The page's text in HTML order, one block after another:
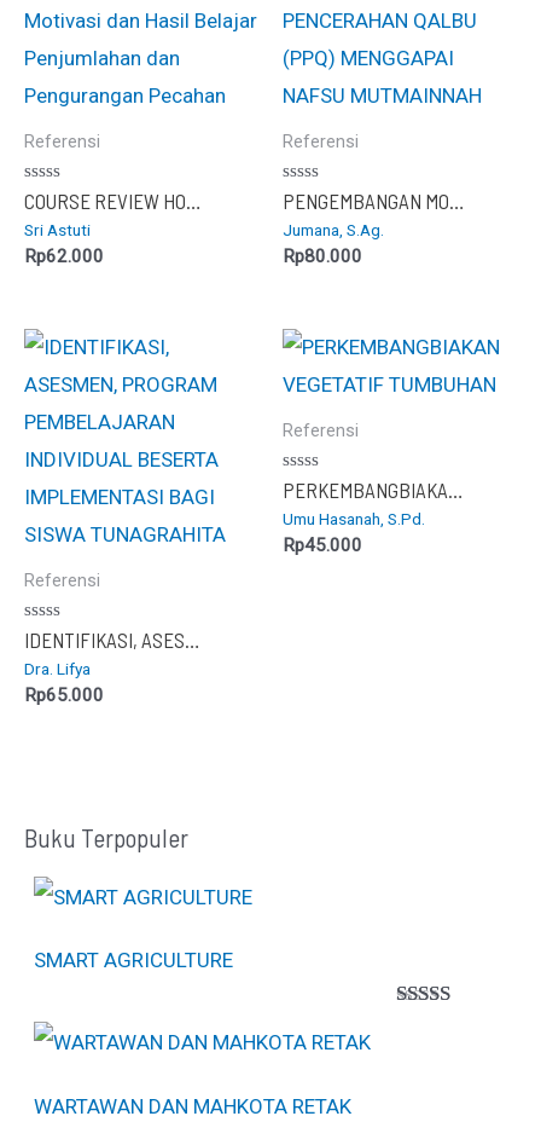
Referensi
Dinilai
0
dari
5
Sri Astuti
Rp62.000
Referensi
Dinilai
0
dari
5
Jumana, S.Ag.
Rp80.000
Referensi
Dinilai
0
dari
5
Dra. Lifya
Rp65.000
Referensi
Dinilai
0
dari
5
Umu Hasanah, S.Pd.
Rp45.000
Buku Terpopuler
SMART AGRICULTURE
WARTAWAN DAN MAHKOTA RETAK